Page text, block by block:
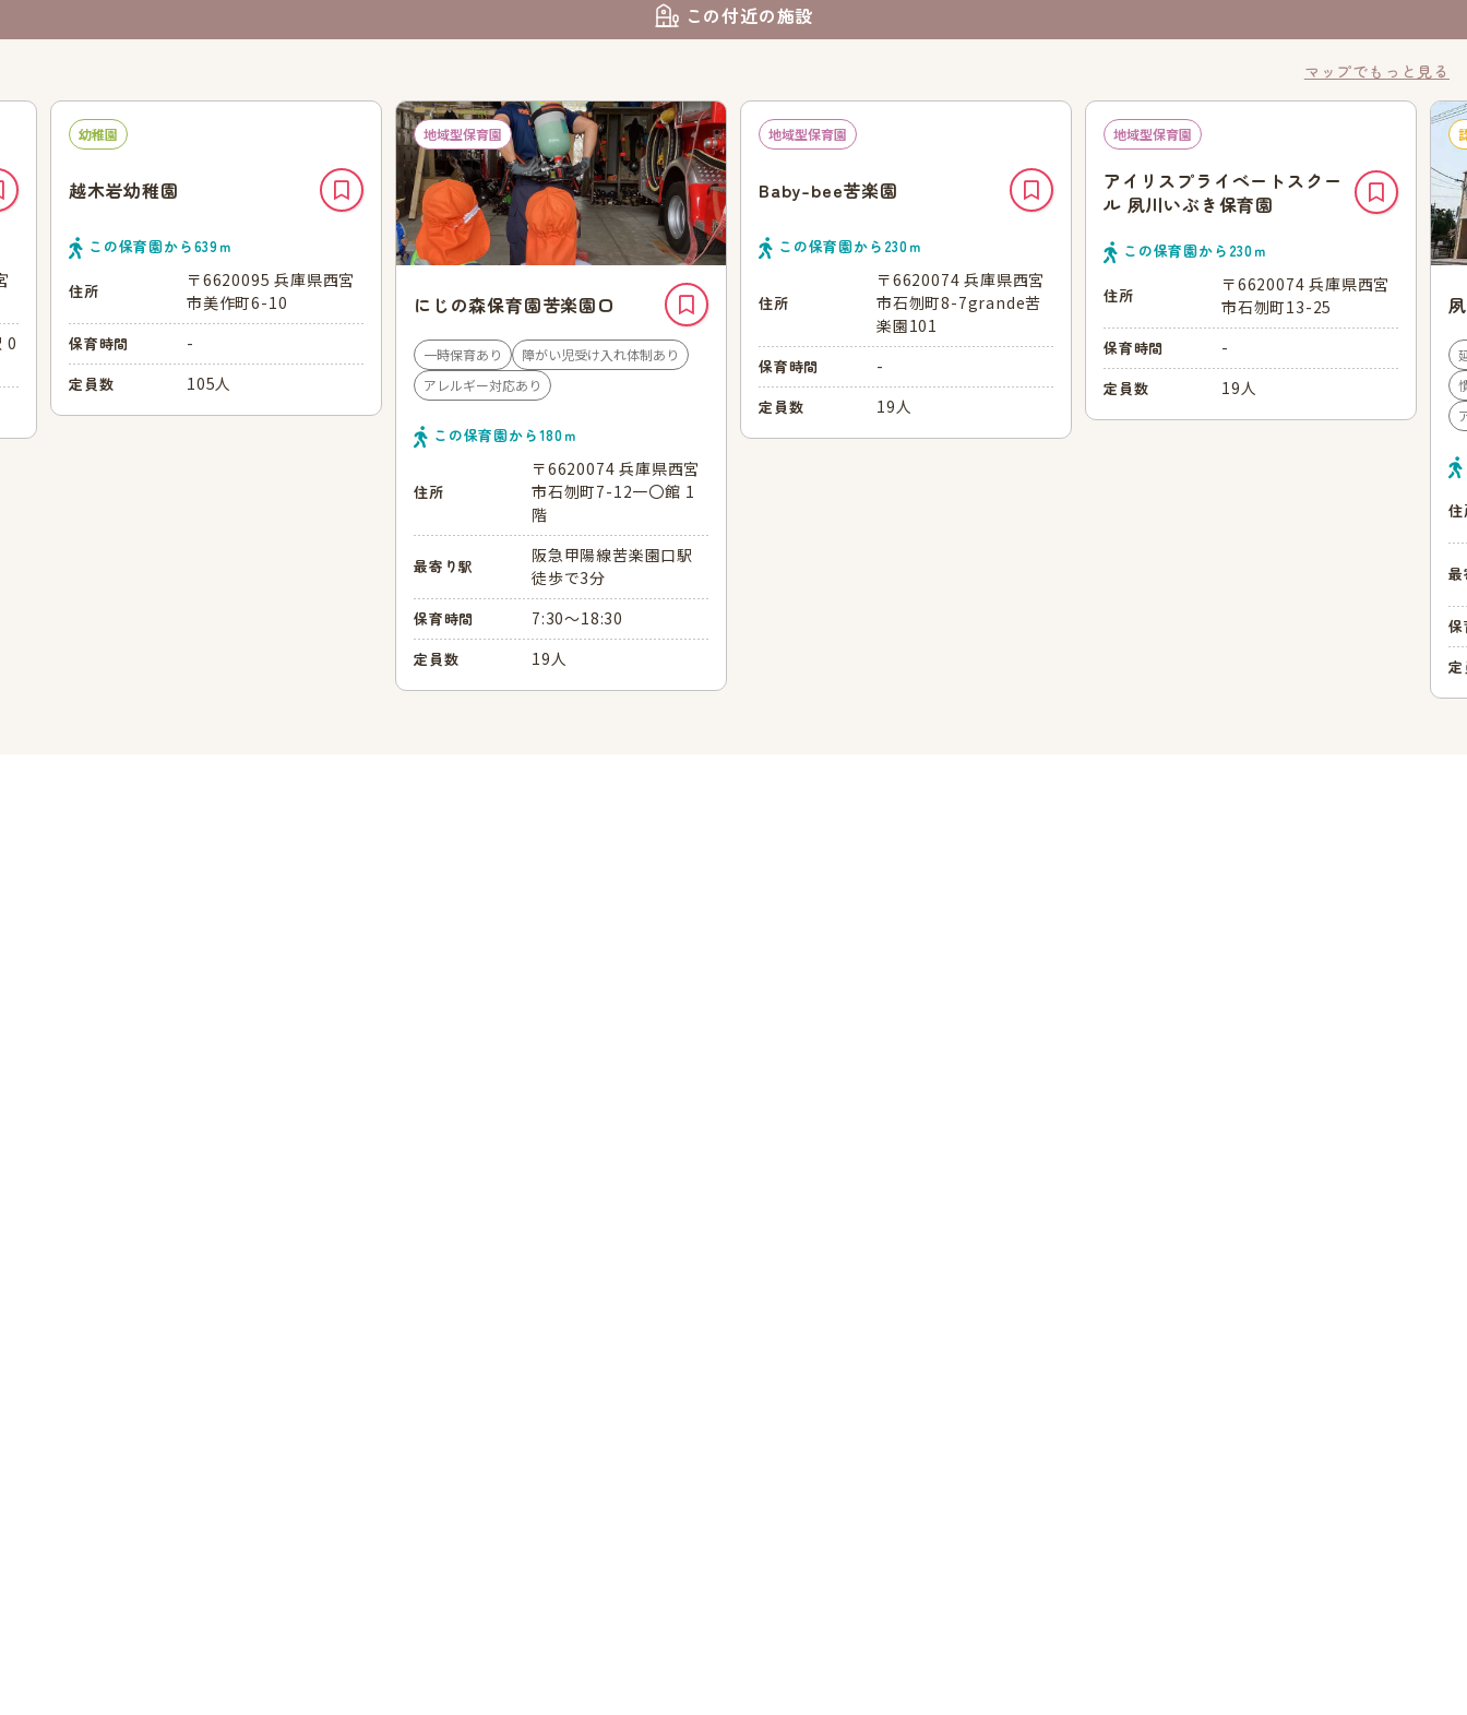
この付近の施設
マップでもっと見る
0
幼稚園
越木岩幼稚園
この保育園から639ｍ
住所
〒6620095 兵庫県西宮
市美作町6-10
保育時間 -
定員数 105人
地域型保育園
にじの森保育園苦楽園口
一時保育あり
障がい児受け入れ体制あり
アレルギー対応あり
この保育園から180ｍ
住所
〒6620074 兵庫県西宮
市石刎町7-12一〇館 1
階
最寄り駅
阪急甲陽線苦楽園口駅
徒歩で3分
保育時間 7:30～18:30
定員数 19人
地域型保育園
Baby-bee苦楽園
この保育園から 230ｍ
住所
〒6620074 兵庫県西宮
市石刎町8-7grande苦
楽園101
保育時間 -
定員数 19人
地域型保育園
アイリスプライベートスクー
ル 夙川いぶき保育園
この保育園から 230ｍ
住所
〒6620074 兵庫県西宮
市石刎町13-25
保育時間 -
定員数 19人
住
最
保
定